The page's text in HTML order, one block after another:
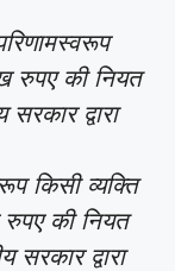
रुपए की नियत
द्वारा
किसी व्यक्ति
रुपए की नियत
सरकार द्वारा